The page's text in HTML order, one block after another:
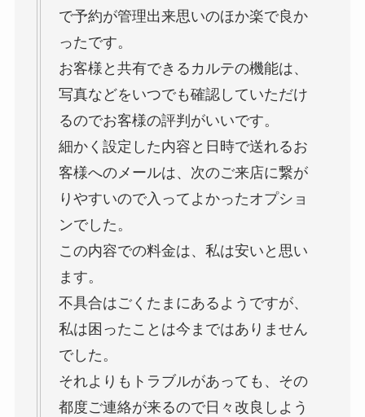
で予約が管理出来思いのほか楽で良か
ったです。
お客様と共有できるカルテの機能は、
写真などをいつでも確認していただけ
るのでお客様の評判がいいです。
細かく設定した内容と日時で送れるお
客様へのメールは、次のご来店に繋が
りやすいので入ってよかったオプショ
ンでした。
この内容での料金は、私は安いと思い
ます。
不具合はごくたまにあるようですが、
私は困ったことは今まではありません
でした。
それよりもトラブルがあっても、その
都度ご連絡が来るので日々改良しよう